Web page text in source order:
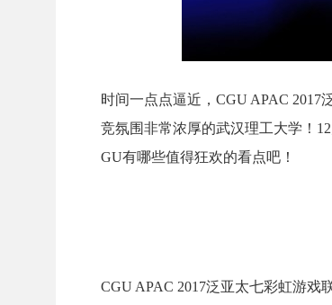
时间一点点逼近，CGU APAC
竞氛围非常浓厚的武汉理工大学！
GU有哪些值得狂欢的看点吧！
CGU APAC 2017泛亚太七彩虹游戏